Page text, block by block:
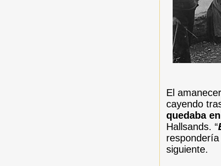
El
cayendo
quedaba
Hallsands. “
siguiente.